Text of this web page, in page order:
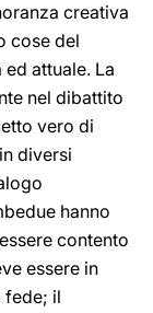
creativa
cose del
attuale. La
nel dibattito
vero di
diversi
hanno
contento
essere in
fede; il